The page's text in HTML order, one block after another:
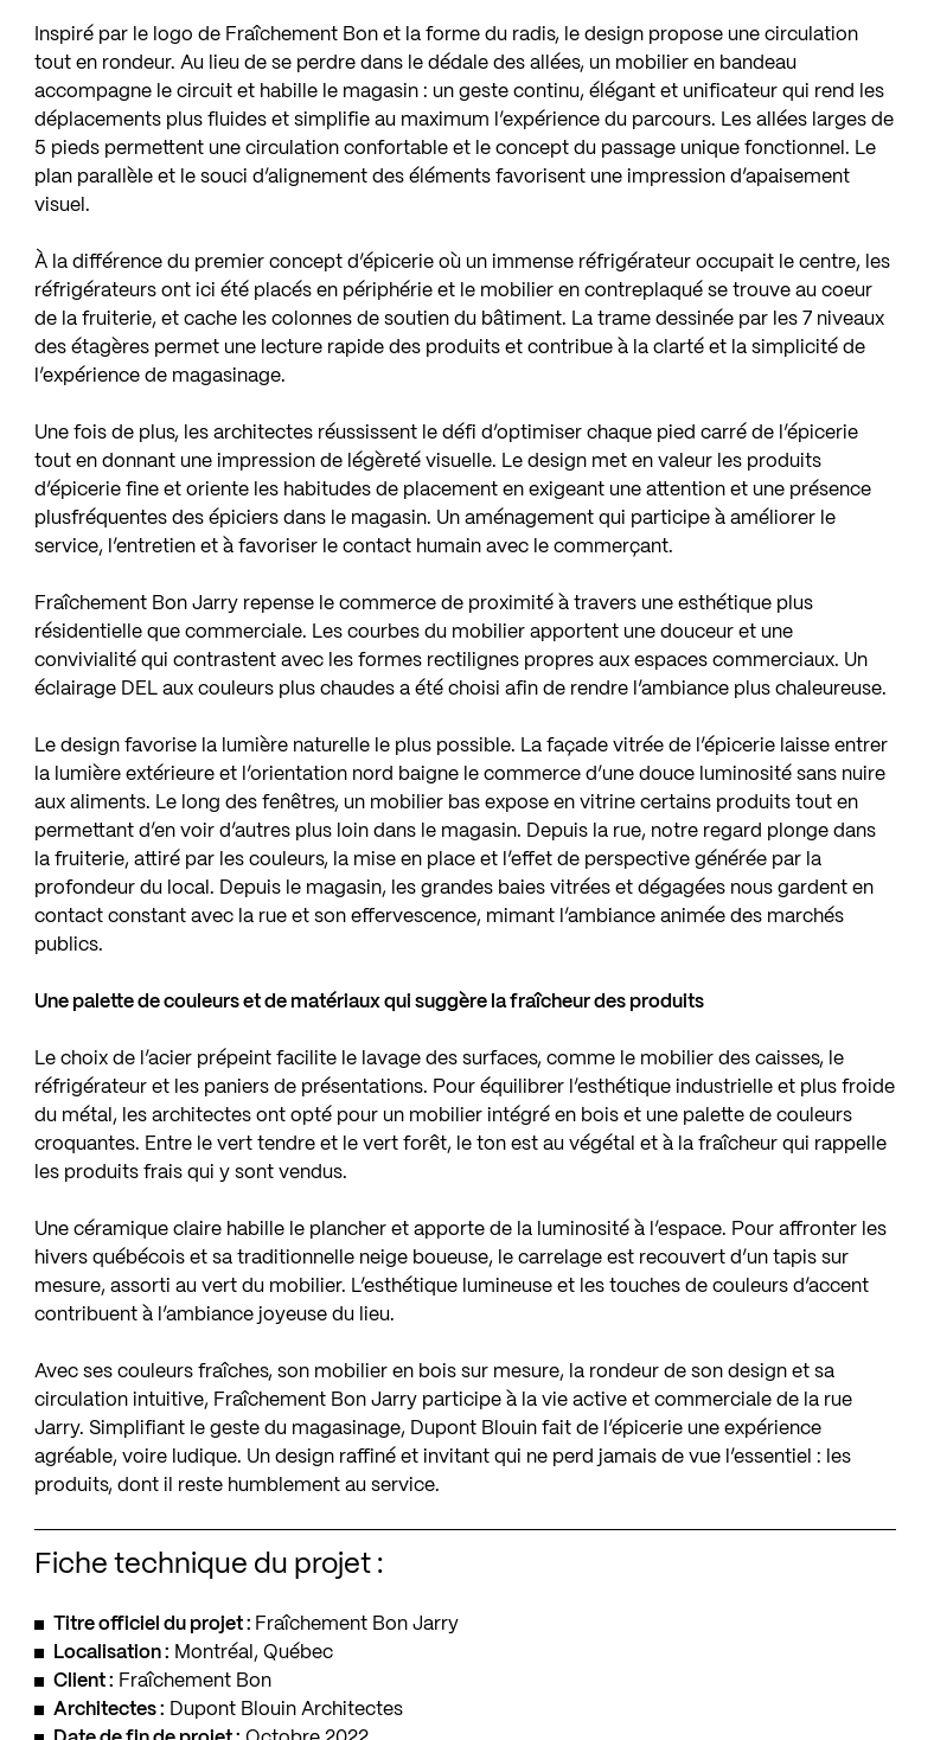
Inspiré par le logo de Fraîchement Bon et la forme du radis, le design propose une circulation
tout en rondeur. Au lieu de se perdre dans le dédale des allées, un mobilier en bandeau
accompagne le circuit et habille le magasin : un geste continu, élégant et unificateur qui rend les
déplacements plus fluides et simplifie au maximum l’expérience du parcours. Les allées larges de
5 pieds permettent une circulation confortable et le concept du passage unique fonctionnel. Le
plan parallèle et le souci d’alignement des éléments favorisent une impression d’apaisement
visuel.
À la différence du premier concept d’épicerie où un immense réfrigérateur occupait le centre, les
réfrigérateurs ont ici été placés en périphérie et le mobilier en contreplaqué se trouve au coeur
de la fruiterie, et cache les colonnes de soutien du bâtiment. La trame dessinée par les 7 niveaux
des étagères permet une lecture rapide des produits et contribue à la clarté et la simplicité de
l’expérience de magasinage.
Une fois de plus, les architectes réussissent le défi d’optimiser chaque pied carré de l’épicerie
tout en donnant une impression de légèreté visuelle. Le design met en valeur les produits
d’épicerie fine et oriente les habitudes de placement en exigeant une attention et une présence
plusfréquentes des épiciers dans le magasin. Un aménagement qui participe à améliorer le
service, l’entretien et à favoriser le contact humain avec le commerçant.
Fraîchement Bon Jarry repense le commerce de proximité à travers une esthétique plus
résidentielle que commerciale. Les courbes du mobilier apportent une douceur et une
convivialité qui contrastent avec les formes rectilignes propres aux espaces commerciaux. Un
éclairage DEL aux couleurs plus chaudes a été choisi afin de rendre l’ambiance plus chaleureuse.
Le design favorise la lumière naturelle le plus possible. La façade vitrée de l’épicerie laisse entrer
la lumière extérieure et l’orientation nord baigne le commerce d’une douce luminosité sans nuire
aux aliments. Le long des fenêtres, un mobilier bas expose en vitrine certains produits tout en
permettant d’en voir d’autres plus loin dans le magasin. Depuis la rue, notre regard plonge dans
la fruiterie, attiré par les couleurs, la mise en place et l’effet de perspective générée par la
profondeur du local. Depuis le magasin, les grandes baies vitrées et dégagées nous gardent en
contact constant avec la rue et son effervescence, mimant l’ambiance animée des marchés
publics.
Une palette de couleurs et de matériaux qui suggère la fraîcheur des produits
Le choix de l’acier prépeint facilite le lavage des surfaces, comme le mobilier des caisses, le
réfrigérateur et les paniers de présentations. Pour équilibrer l’esthétique industrielle et plus froide
du métal, les architectes ont opté pour un mobilier intégré en bois et une palette de couleurs
croquantes. Entre le vert tendre et le vert forêt, le ton est au végétal et à la fraîcheur qui rappelle
les produits frais qui y sont vendus.
Une céramique claire habille le plancher et apporte de la luminosité à l’espace. Pour affronter les
hivers québécois et sa traditionnelle neige boueuse, le carrelage est recouvert d’un tapis sur
mesure, assorti au vert du mobilier. L’esthétique lumineuse et les touches de couleurs d’accent
contribuent à l’ambiance joyeuse du lieu.
Avec ses couleurs fraîches, son mobilier en bois sur mesure, la rondeur de son design et sa
circulation intuitive, Fraîchement Bon Jarry participe à la vie active et commerciale de la rue
Jarry. Simplifiant le geste du magasinage, Dupont Blouin fait de l’épicerie une expérience
agréable, voire ludique. Un design raffiné et invitant qui ne perd jamais de vue l’essentiel : les
produits, dont il reste humblement au service.
Fiche technique du projet :
Titre officiel du projet : Fraîchement Bon Jarry
Localisation : Montréal, Québec
Client : Fraîchement Bon
Architectes : Dupont Blouin Architectes